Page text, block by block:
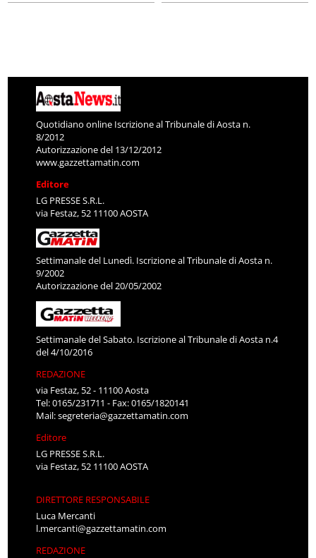
Quotidiano online Iscrizione al Tribunale di Aosta n.
8/2012
Autorizzazione del 13/12/2012
www.gazzettamatin.com
Editore
LG PRESSE S.R.L.
via Festaz, 52 11100 AOSTA
Settimanale del Lunedì. Iscrizione al Tribunale di Aosta n.
9/2002
Autorizzazione del 20/05/2002
Settimanale del Sabato. Iscrizione al Tribunale di Aosta n.4
del 4/10/2016
REDAZIONE
via Festaz, 52 - 11100 Aosta
Tel: 0165/231711 - Fax: 0165/1820141
Mail:segreteria@gazzettamatin.com
Editore
LG PRESSE S.R.L.
via Festaz, 52 11100 AOSTA
DIRETTORE RESPONSABILE
Luca Mercanti
l.mercanti@gazzettamatin.com
REDAZIONE